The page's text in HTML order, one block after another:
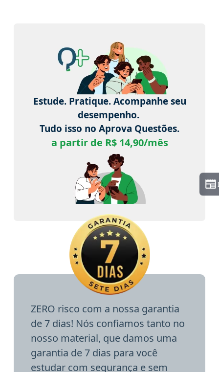
Estude. Pratique. Acompanhe seu
desempenho.
Tudo isso no Aprova Questões.
a partir de R$ 14,90/mês
ZERO risco com a nossa garantia
de 7 dias! Nós confiamos tanto no
nosso material, que damos uma
garantia de 7 dias para você
estudar com segurança e sem